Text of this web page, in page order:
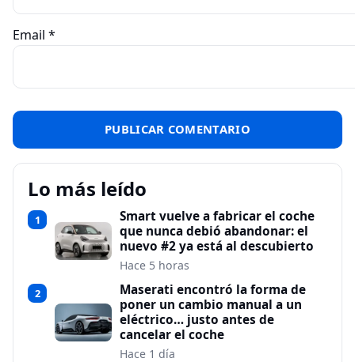
Email *
Lo más leído
1
Smart vuelve a fabricar el coche
que nunca debió abandonar: el
nuevo #2 ya está al descubierto
Hace 5 horas
2
Maserati encontró la forma de
poner un cambio manual a un
eléctrico… justo antes de
cancelar el coche
Hace 1 día